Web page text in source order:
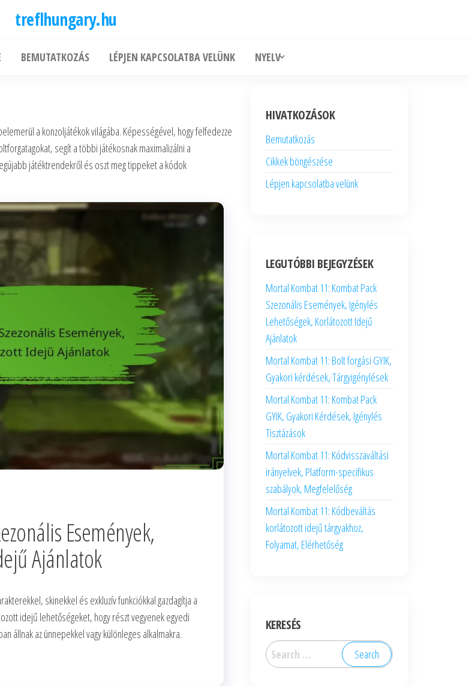
treflhungary.hu
BEMUTATKOZÁS LÉPJEN KAPCSOLATBA VELÜNK NYELV
a konzoljátékok világába. Képességével, hogy felfedezze
segít a többi játékosnak maximalizálni a
játéktrendekről és oszt meg tippeket a kódok
Események,
Ajánlatok
skinekkel és exkluzív funkciókkal gazdagítja a
idejű lehetőségeket, hogy részt vegyenek egyedi
állnak az ünnepekkel vagy különleges alkalmakra.
HIVATKOZÁSOK
Bemutatkozás
Cikkek böngészése
Lépjen kapcsolatba velünk
LEGUTÓBBI BEJEGYZÉSEK
Mortal Kombat 11: Kombat Pack
Szezonális Események, Igénylés
Lehetőségek, Korlátozott Idejű
Ajánlatok
Mortal Kombat 11: Bolt forgási GYIK,
Gyakori kérdések, Tárgyigénylések
Mortal Kombat 11: Kombat Pack
GYIK, Gyakori Kérdések, Igénylés
Tisztázások
Mortal Kombat 11: Kódvisszaváltási
irányelvek, Platform-specifikus
szabályok, Megfelelőség
Mortal Kombat 11: Kódbeváltás
korlátozott idejű tárgyakhoz,
Folyamat, Elérhetőség
KERESÉS
Search
for: